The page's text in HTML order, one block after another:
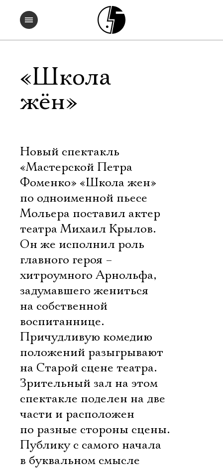
«Школа
жён»
Новый спектакль
«Мастерской Петра
Фоменко» «Школа жен»
по одноименной пьесе
Мольера поставил актер
теат­ра Михаил Крылов.
Он же исполнил роль
главного героя –
хитроумного Арнольфа,
задумавшего жениться
на собственной
воспитаннице.
Причудливую комедию
положений разыгрывают
на Старой сцене театра.
Зрительный зал на этом
спектакле поделен на две
части и расположен
по разные стороны сцены.
Публику с самого начала
в буквальном смысле